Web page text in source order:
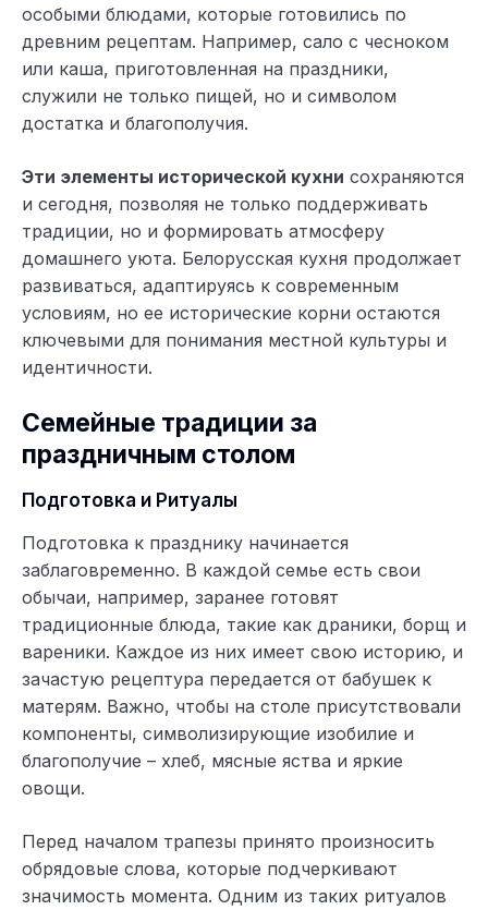
особыми блюдами, которые готовились по
древним рецептам. Например, сало с чесноком
или каша, приготовленная на праздники,
служили не только пищей, но и символом
достатка и благополучия.
Эти элементы исторической кухни сохраняются
и сегодня, позволяя не только поддерживать
традиции, но и формировать атмосферу
домашнего уюта. Белорусская кухня продолжает
развиваться, адаптируясь к современным
условиям, но ее исторические корни остаются
ключевыми для понимания местной культуры и
идентичности.
Семейные традиции за
праздничным столом
Подготовка и Ритуалы
Подготовка к празднику начинается
заблаговременно. В каждой семье есть свои
обычаи, например, заранее готовят
традиционные блюда, такие как драники, борщ и
вареники. Каждое из них имеет свою историю, и
зачастую рецептура передается от бабушек к
матерям. Важно, чтобы на столе присутствовали
компоненты, символизирующие изобилие и
благополучие – хлеб, мясные яства и яркие
овощи.
Перед началом трапезы принято произносить
обрядовые слова, которые подчеркивают
значимость момента. Одним из таких ритуалов